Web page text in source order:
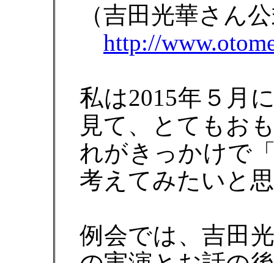
（吉田光華さん
http://
私は2015年５月
見て、とてもお
れがきっかけで
考えてみたいと
例会では、吉田